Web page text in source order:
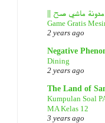
Game Gratis
2 years ago
Negative
Dining
2 years ago
The Land of
Kumpulan Soal
MA Kelas 12
3 years ago